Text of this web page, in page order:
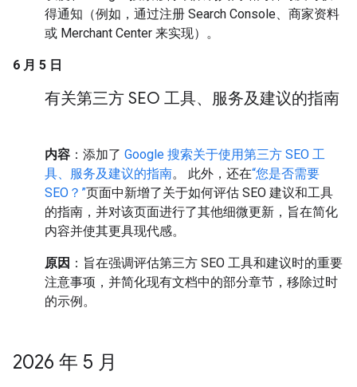
得通知（例如，通过注册 Search Console、商家资料
或 Merchant Center 来实现）。
6 月 5 日
有关第三方 SEO 工具、服务及建议的指南
内容 ：添加了 Google 搜索关于使用第三方 SEO 工
具、服务及建议的指南。 此外，还在“您是否需要
SEO？”页面中新增了关于如何评估 SEO 建议和工具
的指南，并对该页面进行了其他细微更新，旨在简化
内容并使其更具现代感。
原因 ：旨在强调评估第三方 SEO 工具和建议时的重要
注意事项，并简化现有文档中的部分章节，移除过时
的示例。
2026 年 5 月